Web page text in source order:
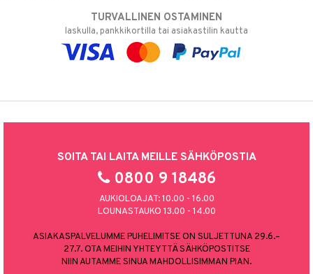
TURVALLINEN OSTAMINEN
laskulla, pankkikortilla tai asiakastilin kautta
SOITA TAI LAITA MEILLE SÄHKÖPOSTIA
0800 9 18486
AUKIOLOAJAT: 10.00 - 16.00
LOUNASTAUKO 13.00 - 14.00
ASIAKASPALVELUMME PUHELIMITSE ON SULJETTUNA 29.6.–
27.7. OTA MEIHIN YHTEYTTÄ SÄHKÖPOSTITSE
NIIN AUTAMME SINUA MAHDOLLISIMMAN PIAN.